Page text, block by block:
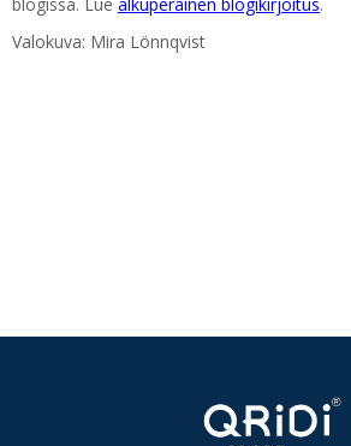
Valokuva: Mira Lönnqvist